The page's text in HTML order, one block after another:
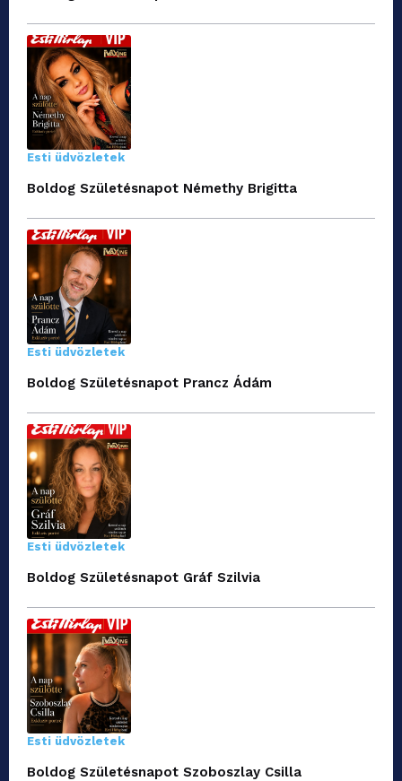
Esti üdvözletek
Boldog Születésnapot Némethy Brigitta
Esti üdvözletek
Boldog Születésnapot Prancz Ádám
Esti üdvözletek
Boldog Születésnapot Gráf Szilvia
Esti üdvözletek
Boldog Születésnapot Szoboszlay Csilla